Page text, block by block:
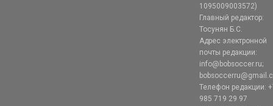
1095009003572)
Главный редактор:
Тосунян Б.С.
Адрес электронной
почты редакции:
info@bobsoccer.ru;
Телефон редакции:
985 719 29 97